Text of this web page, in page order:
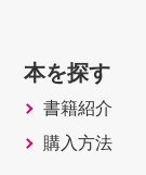
本を探す
書籍紹介
購入方法